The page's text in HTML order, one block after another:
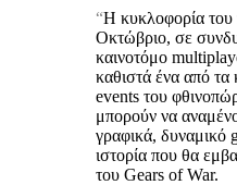
“Η κυκλοφορία του
Οκτώβριο, σε
καινοτόμο
καθιστά ένα από
events του
μπορούν να
γραφικά, δυναμικό
ιστορία που θα
του Gears of War.